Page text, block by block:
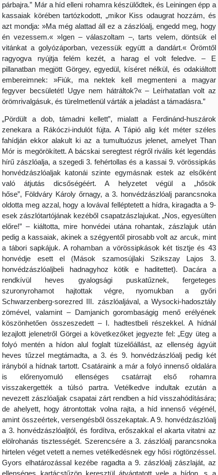
párbajra.” Már a híd elleni rohamra készülődtek, és Leiningen épp a
kassaiak körében tartózkodott, „mikor Kiss odaugrat hozzám, és
azt mondja: »Ma még alattad áll ez a zászlóalj, engedd meg, hogy
én vezessem.« »Igen – válaszoltam –, tarts velem, döntsük el
vitánkat a golyózáporban, vezessük együtt a dandárt.« Örömtől
ragyogva nyújtja felém kezét, a harag el volt feledve. – E
pillanatban megjött Görgey, egyedül, kíséret nélkül, és odakiáltott
embereimnek: »Fiúk, ma nektek kell megmenteni a magyar
fegyver becsületét! Ugye nem hátráltok?« – Leírhatatlan volt az
örömrivalgásuk, és türelmetlenül várták a jeladást a támadásra.”
„Pördült a dob, támadni kellett”, mialatt a Ferdinánd-huszárok
zenekara a Rákóczi-indulót fújta. A Tápió alig két méter széles
fahídján ekkor alakult ki az a tumultuózus jelenet, amelyet Than
Mór is megörökített. A bácskai seregtest régről rivális két legendás
hírű zászlóalja, a szegedi 3. fehértollas és a kassai 9. vörössipkás
honvédzászlóaljak katonái szinte egymásnak estek az elsőként
való átjutás dicsőségéért. A helyzetet végül a „hősök
hőse”, Földváry Károly őrnagy, a 3. honvédzászlóalj parancsnoka
oldotta meg azzal, hogy a lovával felléptetett a hídra, kiragadta a 9-
esek zászlótartójának kezéből csapatzászlajukat. „Nos, egyesülten
előre!” – kiáltotta, mire honvédei utána rohantak, zászlajuk után
pedig a kassaiak, akinek a szégyentől pirosabb volt az arcuk, mint
a tábori sapkájuk. A rohamban a vörössipkások két tisztje és 43
honvédje esett el (Mások szamosújlaki Szikszay Lajos 3.
honvédzászlóaljbeli hadnagyhoz kötik e haditettet). Dacára a
rendkívül heves gyalogsági puskatűznek, fergeteges
szuronyrohamot hajtottak végre, nyomukban a győri
Schwarzenberg-sorezred III. zászlóaljával, a Wysocki-hadosztály
zömével, valamint – Damjanich gorombaságig menő erélyének
köszönhetően összeszedett – I. hadtestbeli részekkel. A hídnál
lezajlott jelenetről Görgei a következőket jegyezte fel: „Egy üteg a
folyó mentén a hídon alul foglalt tüzelőállást, az ellenség ágyúit
heves tűzzel megtámadta, a 3. és 9. honvédzászlóalj pedig két
irányból a hídnak tartott. Csatáraink a már a folyó innenső oldalára
is előrenyomuló ellenséges csatárrajt első rohamra
visszakergették a túlsó partra. Vetélkedve indultak ezután a
nevezett zászlóaljak csapatai zárt rendben a híd visszahódítására;
de ahelyett, hogy átrontottak volna rajta, a híd innenső végénél,
amint összeértek, versengésből összekaptak. A 9. honvédzászlóalj
a 3. honvédzászlóaljtól, és fordítva, erőszakkal el akarta vitatni az
elölrohanás tisztességét. Szerencsére a 3. zászlóalj parancsnoka
hirtelen véget vetett a nemes vetélkedésnek egy hősi rögtönzéssel.
Gyors elhatározással kezébe ragadta a 9. zászlóalj zászlaját, az